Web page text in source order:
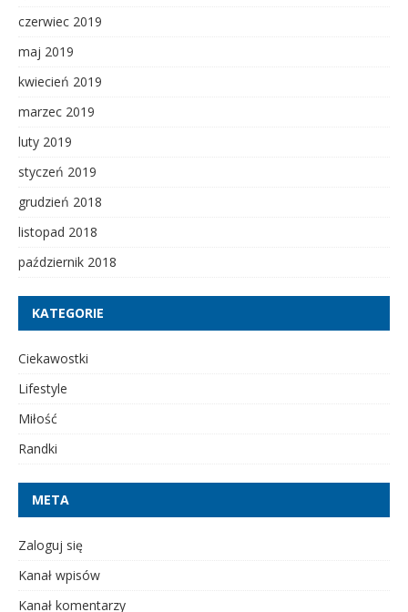
czerwiec 2019
maj 2019
kwiecień 2019
marzec 2019
luty 2019
styczeń 2019
grudzień 2018
listopad 2018
październik 2018
KATEGORIE
Ciekawostki
Lifestyle
Miłość
Randki
META
Zaloguj się
Kanał wpisów
Kanał komentarzy